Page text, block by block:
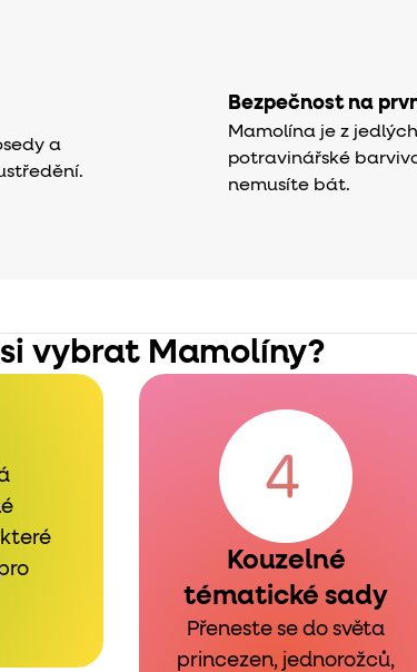
a
Bezpečnost na
Mamolína je z
potravinářské
nemusíte bát.
vybrat Mamolíny?
Kouzelné
tématické sady
Přeneste se do světa
princezen, jednorožců,